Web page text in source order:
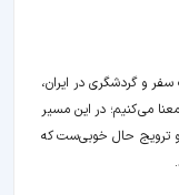
سفر و گردشگری در ایران،
می‌کنیم؛ در این مسیر‍
و ترویج حال خوبی‌ست که